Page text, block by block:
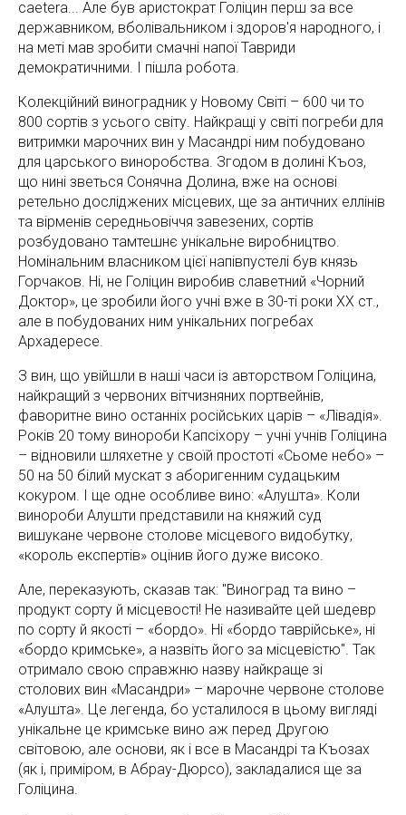
caetera... Але був аристократ Голіцин перш за все
державником, вболівальником і здоров'я народного, і
на меті мав зробити смачні напої Тавриди
демократичними. І пішла робота.
Колекційний виноградник у Новому Світі – 600 чи то
800 сортів з усього світу. Найкращі у світі погреби для
витримки марочних вин у Масандрі ним побудовано
для царського виноробства. Згодом в долині Къоз,
що нині зветься Сонячна Долина, вже на основі
ретельно досліджених місцевих, ще за античних еллінів
та вірменів середньовіччя завезених, сортів
розбудовано тамтешнє унікальне виробництво.
Номінальним власником цієї напівпустелі був князь
Горчаков. Ні, не Голіцин виробив славетний «Чорний
Доктор», це зробили його учні вже в 30-ті роки ХХ ст.,
але в побудованих ним унікальних погребах
Архадересе.
З вин, що увійшли в наші часи із авторством Голіцина,
найкращий з червоних вітчизняних портвейнів,
фаворитне вино останніх російських царів – «Лівадія».
Років 20 тому винороби Капсіхору – учні учнів Голіцина
– відновили шляхетне у своїй простоті «Сьоме небо» –
50 на 50 білий мускат з аборигенним судацьким
кокуром. І ще одне особливе вино: «Алушта». Коли
винороби Алушти представили на княжий суд
вишукане червоне столове місцевого видобутку,
«король експертів» оцінив його дуже високо.
Але, переказують, сказав так: "Виноград та вино –
продукт сорту й місцевості! Не називайте цей шедевр
по сорту й якості – «бордо». Ні «бордо таврійське», ні
«бордо кримське», а назвіть його за місцевістю". Так
отримало свою справжню назву найкраще зі
столових вин «Масандри» – марочне червоне столове
«Алушта». Це легенда, бо усталилося в цьому вигляді
унікальне це кримське вино аж перед Другою
світовою, але основи, як і все в Масандрі та Къозах
(як і, приміром, в Абрау-Дюрсо), закладалися ще за
Голіцина.